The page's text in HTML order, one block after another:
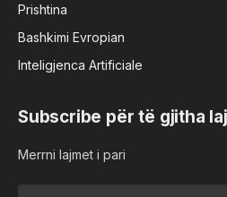
Prishtina
Bashkimi Evropian
Inteligjenca Artificiale
Subscribe për të gjitha
Merrni lajmet i pari